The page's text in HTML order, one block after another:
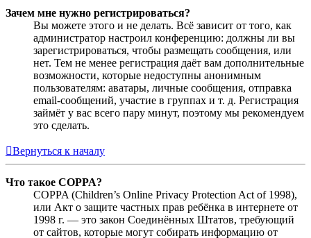
Зачем мне нужно регистрироваться?
Вы можете этого и не делать. Всё зависит от того, как
администратор настроил конференцию: должны ли вы
зарегистрироваться, чтобы размещать сообщения, или
нет. Тем не менее регистрация даёт вам дополнительные
возможности, которые недоступны анонимным
пользователям: аватары, личные сообщения, отправка
email-сообщений, участие в группах и т. д. Регистрация
займёт у вас всего пару минут, поэтому мы рекомендуем
это сделать.
Вернуться к началу
Что такое COPPA?
COPPA (Children’s Online Privacy Protection Act of 1998),
или Акт о защите частных прав ребёнка в интернете от
1998 г. — это закон Соединённых Штатов, требующий
от сайтов, которые могут собирать информацию от